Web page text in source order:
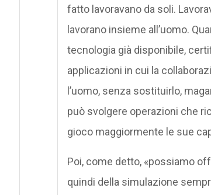
fatto lavoravano da soli.
lavorano insieme all’uomo.
tecnologia già disponibile,
applicazioni in cui la
l’uomo, senza sostituirlo,
può svolgere operazioni che
gioco maggiormente le sue
Poi, come detto, «possiamo
quindi della simulazione